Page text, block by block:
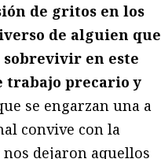
de gritos en los
de alguien que
en este
trabajo precario y
se engarzan una a
convive con la
nos dejaron aquellos